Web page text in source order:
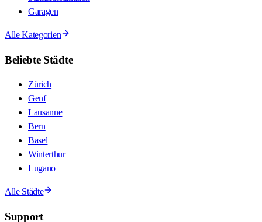
Garagen
Alle Kategorien
Beliebte Städte
Zürich
Genf
Lausanne
Bern
Basel
Winterthur
Lugano
Alle Städte
Support